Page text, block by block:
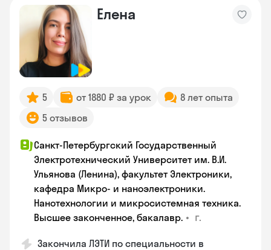
Елена
5 от 1880 ₽ за урок
8 лет опыта
5 отзывов
Санкт-Петербургский Государственный
Электротехнический Университет им. В.И.
Ульянова (Ленина), факультет Электроники,
кафедра Микро- и наноэлектроники.
Нанотехнологии и микросистемная техника.
Высшее законченное, бакалавр. • г.
Закончила ЛЭТИ по специальности в